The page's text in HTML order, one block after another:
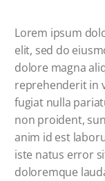
Lorem ipsum
elit, sed do
dolore magna
reprehenderit in
fugiat nulla
non proident,
anim id est
iste natus error
doloremque